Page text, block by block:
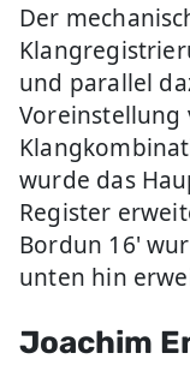
Der
und parallel
Voreinstellung
wurde das
Register
Bordun 16'
unten hin
Joachim